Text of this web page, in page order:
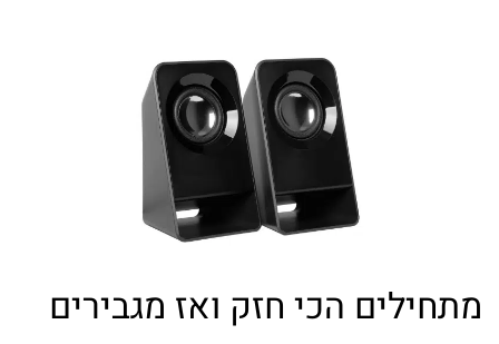
מתחילים הכי חזק ואז מגבירים